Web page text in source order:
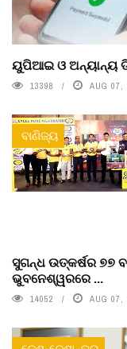
ୟୁପିଆଇ ଓ ଅନ୍ୟାନ୍ୟ
13398 AUG 07,
ବାଣିଜ୍ୟ
ସୁଗନ୍ଧ ଉତ୍କର୍ଷର ୭୭
ଭୁବନେଶ୍ୱରରେ ...
14052 AUG 07,